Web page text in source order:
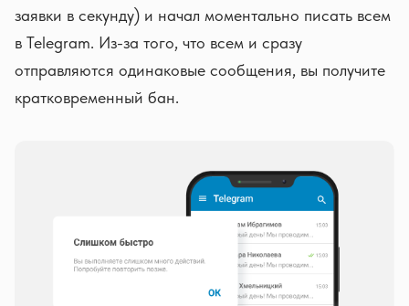
заявки в секунду) и начал моментально писать всем
в Telegram. Из-за того, что всем и сразу
отправляются одинаковые сообщения, вы получите
кратковременный бан.